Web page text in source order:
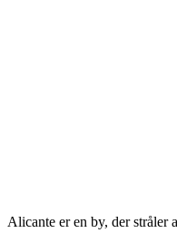
Alicante er en by, der stråler